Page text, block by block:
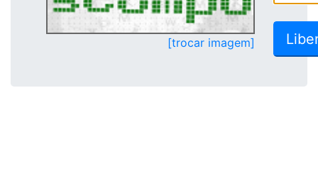
[trocar imagem]